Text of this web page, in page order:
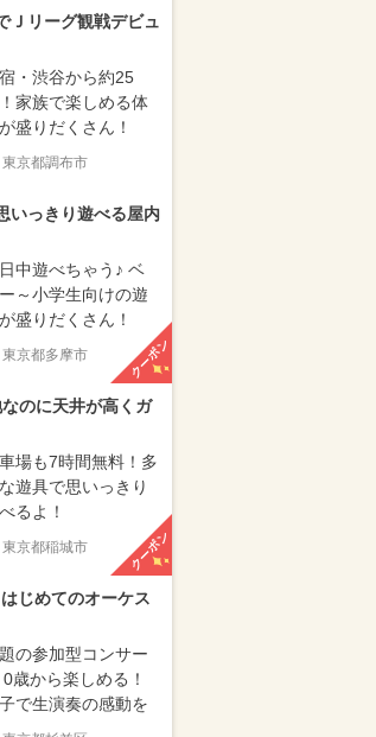
リーグ観戦デビュ
・渋谷から約25
家族で楽しめる体
盛りだくさん！
東京都調布市
いっきり遊べる屋内
中遊べちゃう♪ ベ
～小学生向けの遊
盛りだくさん！
東京都多摩市 クーポン
のに天井が高くガ
場も7時間無料！多
遊具で思いっきり
るよ！
東京都稲城市 クーポン
じめてのオーケス
の参加型コンサー
0歳から楽しめる！
で生演奏の感動を